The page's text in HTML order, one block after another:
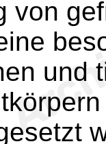
von
und